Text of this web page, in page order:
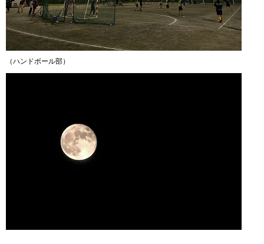
（ハンドボール部）